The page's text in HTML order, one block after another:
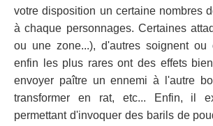
votre disposition un certaine nombres
à chaque personnages. Certaines
ou une zone...), d'autres soignent ou
enfin les plus rares ont des effets
envoyer paître un ennemi à l'autre
transformer en rat, etc... Enfin, il
permettant d'invoquer des barils de